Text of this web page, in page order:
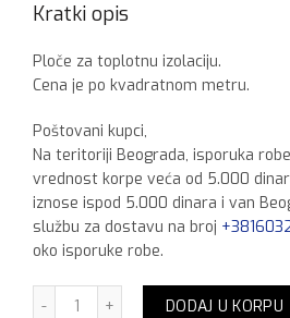
Kratki opis
Ploče za toplotnu izolaciju.
Cena je po kvadratnom metru.
Poštovani kupci,
Na teritoriji Beograda, isporuka
vrednost korpe veća od 5.000
iznose ispod 5.000 dinara i van
službu za dostavu na broj
oko isporuke robe.
Stiropor FF 8 cm, nefalcovani
DODAJ U KORPU